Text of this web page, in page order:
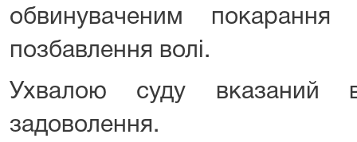
обвинуваченим
позбавлення волі.
Ухвалою суду вказаний
задоволення.